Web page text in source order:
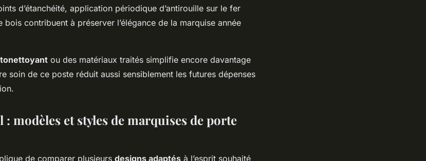
d’étanchéité, application périodique d’antirouille sur le fer
contribuent à préserver l’élégance de la marquise année
ou des matériaux traités simplifie encore davantage
soin de ce poste réduit aussi sensiblement les futures dépenses
modèles et styles de marquises de porte
de comparer plusieurs designs adaptés à l’esprit souhaité